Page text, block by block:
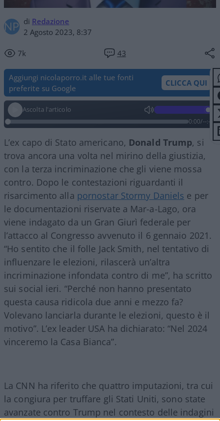
di Redazione
2 Agosto 2023, 8:37
7k 43
Aggiungi nicolaporro.it alle tue fonti
preferite su Google
CLICCA QUI
Ascolta l'articolo
0:00/--:--
L’ex capo di Stato americano, Donald Trump, si
trova ancora una volta nel mirino della giustizia,
con la terza incriminazione che gli viene mossa
contro. Dopo le contestazioni riguardanti il
risarcimento alla pornostar Stormy Daniels e per
le documentazioni riservate a Mar-a-Lago, ora
viene indagato da un Gran Giurì federale per
l’attacco al Congresso avvenuto il 6 gennaio 2021.
“Ho sentito che il folle Jack Smith, nel tentativo di
influenzare le elezioni, rilascerà un’altra
incriminazione infondata contro di me”, ha scritto
sui social ieri. “Perché non hanno presentato
questa causa ridicola due anni e mezzo fa?
Volevano lanciarla durante le elezioni, questo è il
motivo”. L’ex leader USA ha dichiarato: “Nel 2024
vinceremo la Casa Bianca”.
La CNN ha riferito che quattro imputazioni, tra cui
la congiura per truffare gli Stati Uniti, sono state
avanzate contro Trump nel contesto delle indagini